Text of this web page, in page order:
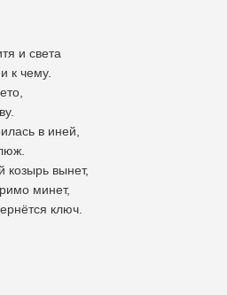
и света
к чему.
в иней,
козырь вынет,
минет,
ключ.